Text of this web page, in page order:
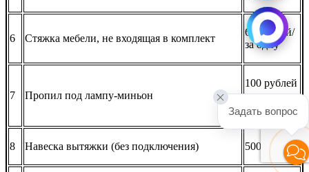
6 Стяжка мебели, не входящая в комплект
60 рублей/
за одну
7 Пропил под лампу-миньон
100 рублей
за одно
отверстие
8 Навеска вытяжки (без подключения) 500 руб.
Задать вопрос